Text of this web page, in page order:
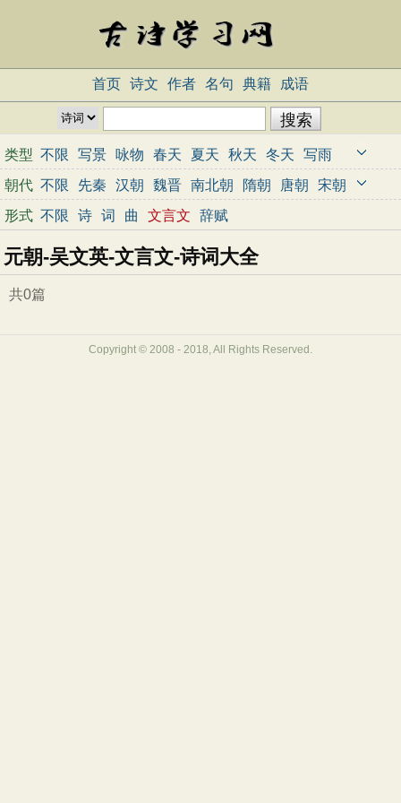
首页 诗文 作者 名句 典籍 成语
类型 不限 写景 咏物 春天 夏天 秋天 冬天
写雨
写雪
写风 写花 梅花 荷花 菊花 柳树
月亮
山水 写山 写水 长江 黄河 儿童 写鸟
写马
田园 边塞 地名 抒情 爱国 离别 送别 思乡
思念 爱情 励志 哲理 闺怨 悼亡
母亲 友情 战争 读书 惜时 婉约 豪放 诗经
民谣
咏史怀古 宋词精选 小学古诗 初中古诗
朝代 不限 先秦 汉朝 魏晋 南北朝 隋朝 唐朝
宋朝
元朝
明朝 清朝 近代 当代
形式 不限 诗 词 曲 文言文 辞赋
元朝-吴文英-文言文-诗词大全
共0篇
Copyright © 2008 - 2018, All Rights Reserved.